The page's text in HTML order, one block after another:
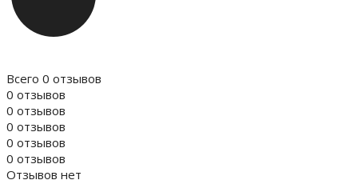
Всего 0 отзывов
0 отзывов
0 отзывов
0 отзывов
0 отзывов
0 отзывов
Отзывов нет